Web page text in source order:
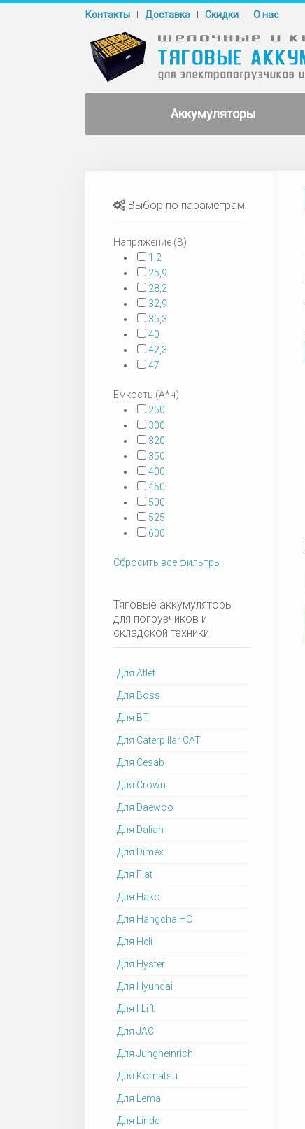
Контакты Доставка Cкидки О нас
Аккумуляторы
Выбор по параметрам
Напряжение (В)
1,2
25,9
28,2
32,9
35,3
40
42,3
47
Емкость (А*ч)
250
300
320
350
400
450
500
525
600
Сбросить все фильтры
Тяговые аккумуляторы
для погрузчиков и
складской техники
Для Atlet
Для Boss
Для BT
Для Caterpillar CAT
Для Cesab
Для Crown
Для Daewoo
Для Dalian
Для Dimex
Для Fiat
Для Hako
Для Hangcha HC
Для Heli
Для Hyster
Для Hyundai
Для I-Lift
Для JAC
Для Jungheinrich
Для Komatsu
Для Lema
Для Linde